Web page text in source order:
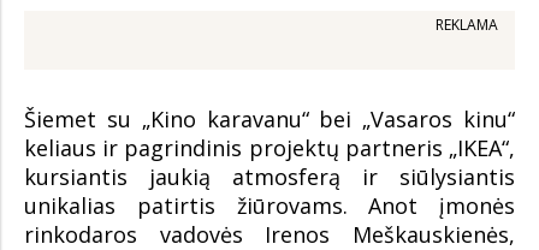
REKLAMA
Šiemet su „Kino karavanu“ bei „Vasaros kinu“
keliaus ir pagrindinis projektų partneris „IKEA“,
kursiantis jaukią atmosferą ir siūlysiantis
unikalias patirtis žiūrovams. Anot įmonės
rinkodaros vadovės Irenos Meškauskienės,